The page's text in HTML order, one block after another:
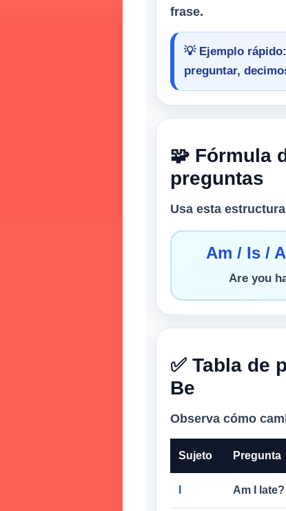
frase.
💡 Ejemplo rápido:
preguntar,
🧩 Fórmula
preguntas
Usa esta
Am / Is /
Are you
✅ Tabla de
Be
Observa cómo
Sujeto Pregunta
Am I late?